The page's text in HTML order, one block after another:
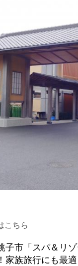
こちら
子市「スパ＆リ
家族旅行にも最適